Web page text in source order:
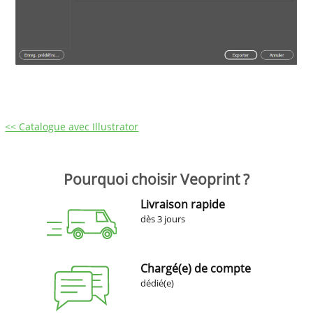
<< Catalogue avec Illustrator
Pourquoi choisir Veoprint ?
Livraison rapide
dès 3 jours
Chargé(e) de compte
dédié(e)